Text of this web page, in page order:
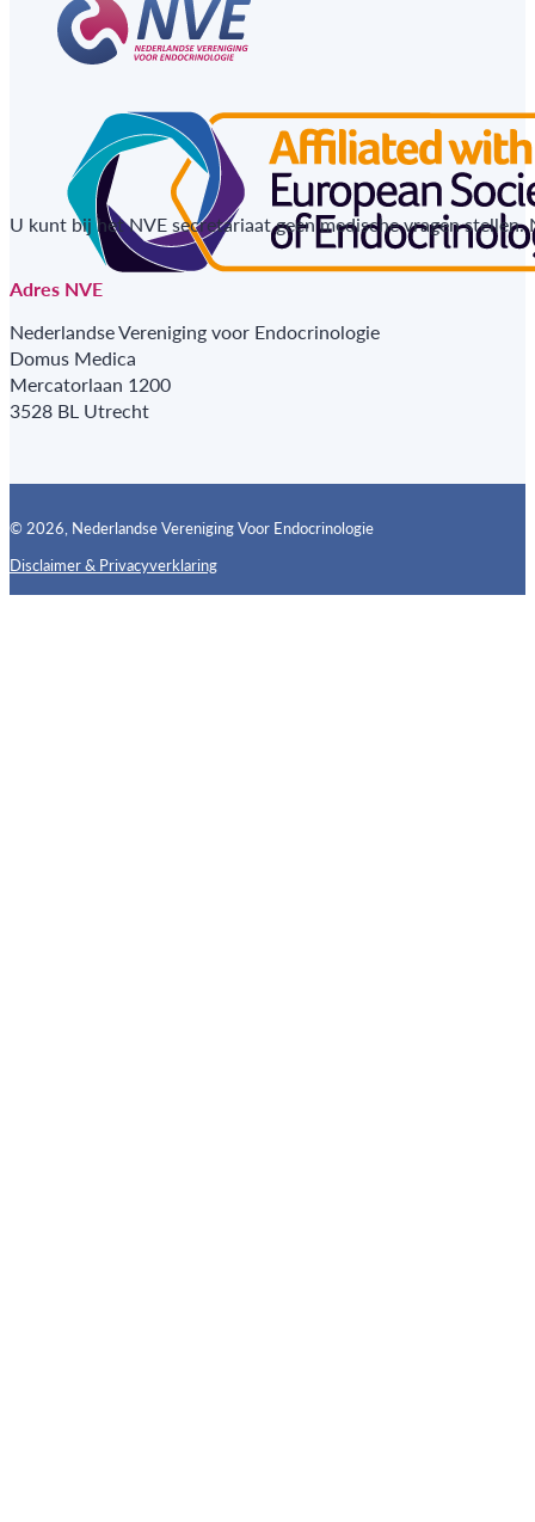
U kunt bij het NVE secretariaat geen medische vragen
Adres NVE
Nederlandse Vereniging voor Endocrinologie
Domus Medica
Mercatorlaan 1200
3528 BL Utrecht
© 2026, Nederlandse Vereniging Voor Endocrinologie
Disclaimer & PrivacyverklaringFollow us on X